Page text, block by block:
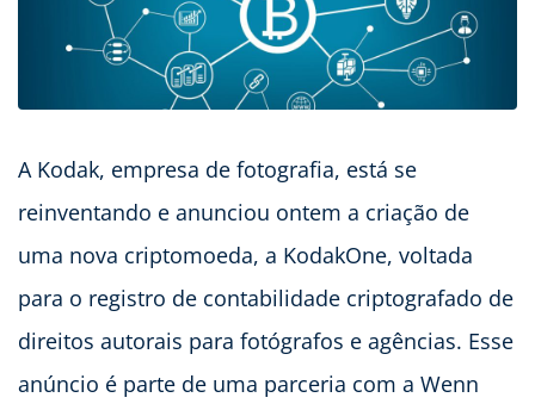
A Kodak, empresa de fotografia, está se
reinventando e anunciou ontem a criação de
uma nova criptomoeda, a KodakOne, voltada
para o registro de contabilidade criptografado de
direitos autorais para fotógrafos e agências. Esse
anúncio é parte de uma parceria com a Wenn